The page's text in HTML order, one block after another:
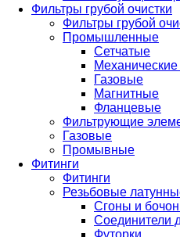
Фильтры грубой очистки
Фильтры грубой
Промышленные
Сетчатые
Механические
Газовые
Магнитные
Фланцевые
Фильтрующие
Газовые
Промывные
Фитинги
Фитинги
Резьбовые
Сгоны и
Соединители